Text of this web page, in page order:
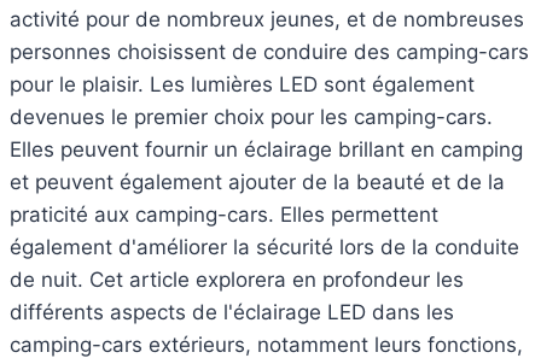
activité pour de nombreux jeunes, et de nombreuses
personnes choisissent de conduire des camping-cars
pour le plaisir. Les lumières LED sont également
devenues le premier choix pour les camping-cars.
Elles peuvent fournir un éclairage brillant en camping
et peuvent également ajouter de la beauté et de la
praticité aux camping-cars. Elles permettent
également d'améliorer la sécurité lors de la conduite
de nuit. Cet article explorera en profondeur les
différents aspects de l'éclairage LED dans les
camping-cars extérieurs, notamment leurs fonctions,